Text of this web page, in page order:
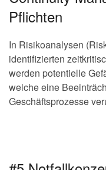
Pflichten
In Risikoanalysen
identifizierten
werden potentielle
welche eine
Geschäftsprozesse